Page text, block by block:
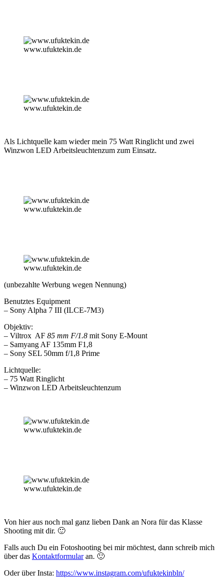
www.ufuktekin.de
www.ufuktekin.de
Als Lichtquelle kam wieder mein 75 Watt Ringlicht und zwei
Winzwon LED Arbeitsleuchtenzum zum Einsatz.
www.ufuktekin.de
www.ufuktekin.de
(unbezahlte Werbung wegen Nennung)
Benutztes Equipment
– Sony Alpha 7 III (ILCE-7M3)
Objektiv:
– Viltrox AF 85 mm F/1.8 mit Sony E-Mount
– Samyang AF 135mm F1,8
– Sony SEL 50mm f/1,8 Prime
Lichtquelle:
– 75 Watt Ringlicht
– Winzwon LED Arbeitsleuchtenzum
www.ufuktekin.de
www.ufuktekin.de
Von hier aus noch mal ganz lieben Dank an Nora für das Klasse
Shooting mit dir. 🙂
Falls auch Du ein Fotoshooting bei mir möchtest, dann schreib mich
über das Kontaktformularan. 🙂
Oder über Insta: https://www.instagram.com/ufuktekinbln/